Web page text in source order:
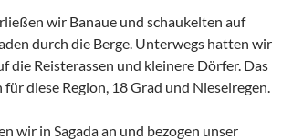
wir Banaue und schaukelten auf
durch die Berge. Unterwegs hatten wir
die Reisterassen und kleinere Dörfer. Das
diese Region, 18 Grad und Nieselregen.
wir in Sagada an und bezogen unser